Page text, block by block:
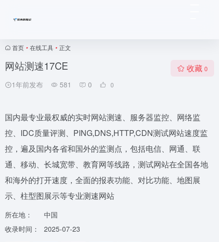
首页 • 在线工具 • 正文
网站测速17CE
1年前发布 581 0 0
收藏 0
国内最专业最权威的实时网站测速、服务器监控、网络监
控、IDC质量评测、PING,DNS,HTTP,CDN测试网站速度监
控，遍及国内各省和国外的监测点，包括电信、网通、联
通、移动、长城宽带、教育网等线路，测试网站在全国各地
和海外的打开速度，全面的报表功能、对比功能、地图展
示、柱型图展示等专业测速网站
所在地：
中国
收录时间：
2025-07-23